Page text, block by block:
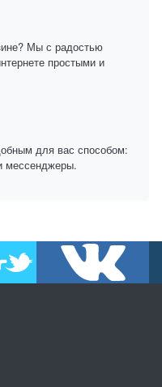
Мы с радостью
простыми и
для вас способом:
мессенджеры.